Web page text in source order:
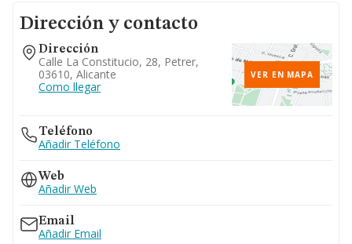
Dirección y contacto
Dirección
Calle La Constitucio, 28, Petrer,
03610, Alicante
Como llegar
VER EN MAPA
Teléfono
Añadir Teléfono
Web
Añadir Web
Email
Añadir Email